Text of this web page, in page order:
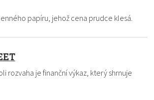
papíru, jehož cena prudce klesá.
rozvaha je finanční výkaz, který shrnuje